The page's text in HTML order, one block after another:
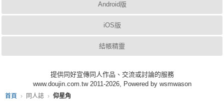
首頁 同人誌 仰星角
Android版
iOS版
結帳精靈
提供同好宣傳同人作品、交流或討論的服務
www.doujin.com.tw 2011-2026, Powered by wsmwason